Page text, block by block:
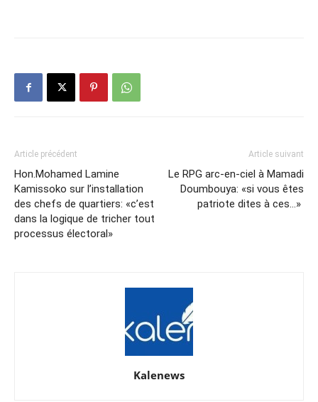
Article précédent
Hon.Mohamed Lamine
Kamissoko sur l’installation
des chefs de quartiers: «c’est
dans la logique de tricher tout
processus électoral»
Article suivant
Le RPG arc-en-ciel à Mamadi
Doumbouya: «si vous êtes
patriote dites à ces…»
Kalenews